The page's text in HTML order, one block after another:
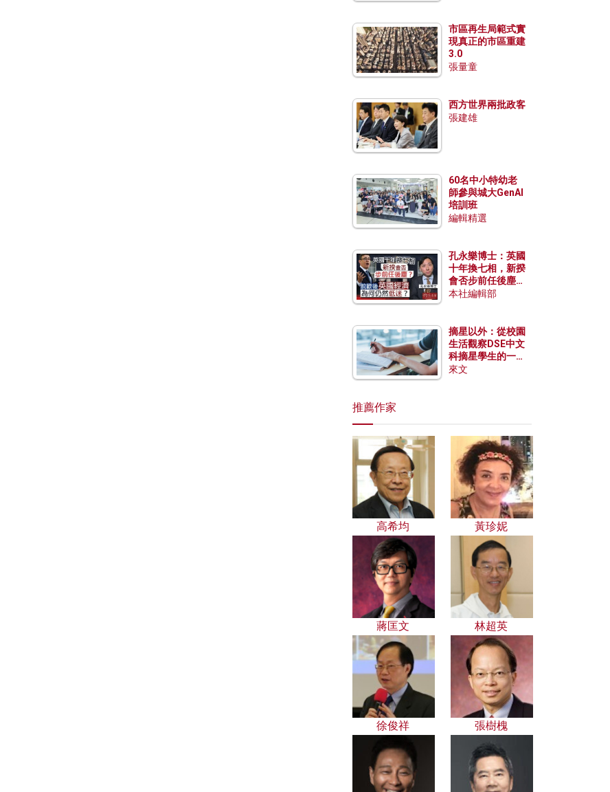
市區再生局範式實
現真正的市區重建
3.0
張量童
西方世界兩批政客
張建雄
60名中小特幼老
師參與城大GenAI
培訓班
編輯精選
孔永樂博士：英國
十年換七相，新揆
會否步前任後塵？
脫歐後英國經濟為
本社編輯部
摘星以外：從校園
生活觀察DSE中文
科摘星學生的一點
特質
來文
推薦作家
高希均 黃珍妮
蔣匡文 林超英
徐俊祥 張樹槐